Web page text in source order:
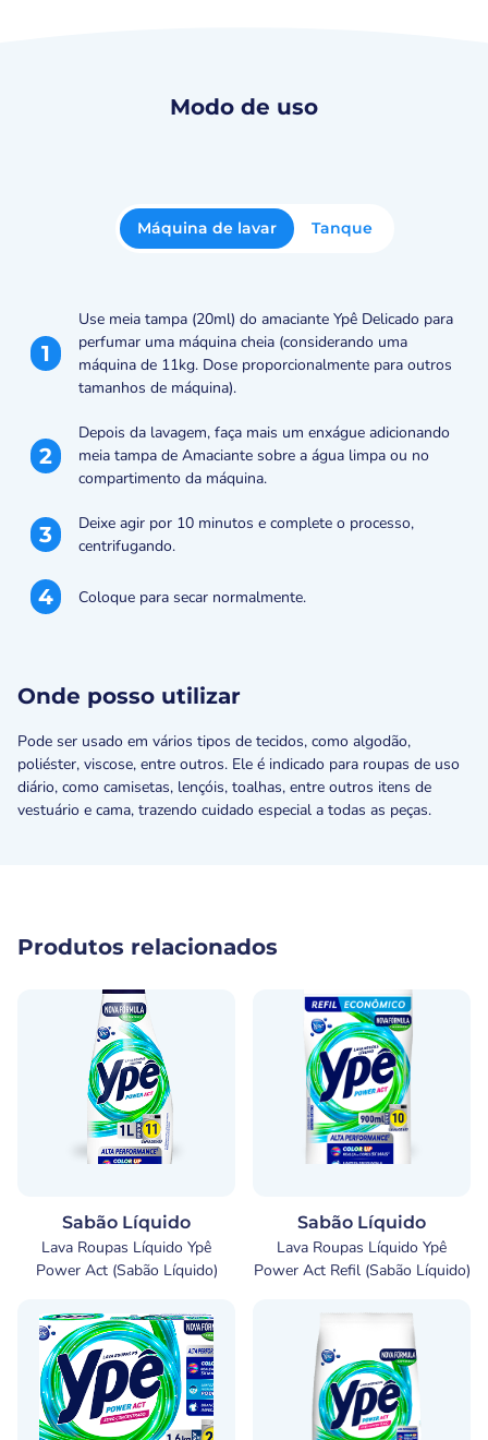
Modo de uso
Máquina de lavar Tanque
1
Use meia tampa (20ml) do amaciante Ypê Delicado para
perfumar uma máquina cheia (considerando uma
máquina de 11kg. Dose proporcionalmente para outros
tamanhos de máquina).
2
Depois da lavagem, faça mais um enxágue adicionando
meia tampa de Amaciante sobre a água limpa ou no
compartimento da máquina.
3
Deixe agir por 10 minutos e complete o processo,
centrifugando.
4 Coloque para secar normalmente.
Onde posso utilizar
Pode ser usado em vários tipos de tecidos, como algodão,
poliéster, viscose, entre outros. Ele é indicado para roupas de uso
diário, como camisetas, lençóis, toalhas, entre outros itens de
vestuário e cama, trazendo cuidado especial a todas as peças.
Produtos relacionados
Sabão Líquido
Lava Roupas Líquido Ypê
Power Act (Sabão Líquido)
Sabão Líquido
Lava Roupas Líquido Ypê
Power Act Refil (Sabão Líquido)